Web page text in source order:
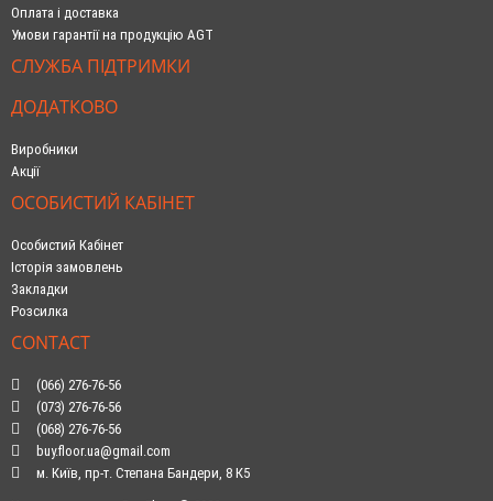
Оплата і доставка
Умови гарантії на продукцію AGT
СЛУЖБА ПІДТРИМКИ
ДОДАТКОВО
Виробники
Акції
ОСОБИСТИЙ КАБІНЕТ
Особистий Кабінет
Історія замовлень
Закладки
Розсилка
CONTACT
(066) 276-76-56
(073) 276-76-56
(068) 276-76-56
buy.floor.ua@gmail.com
м. Київ, пр-т. Степана Бандери, 8 К5